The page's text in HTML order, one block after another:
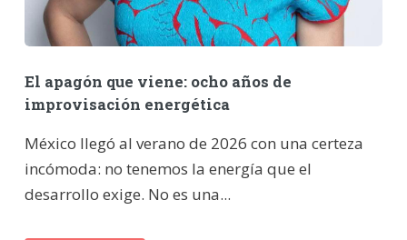
El apagón que viene: ocho años de
improvisación energética
México llegó al verano de 2026 con una certeza
incómoda: no tenemos la energía que el
desarrollo exige. No es una...